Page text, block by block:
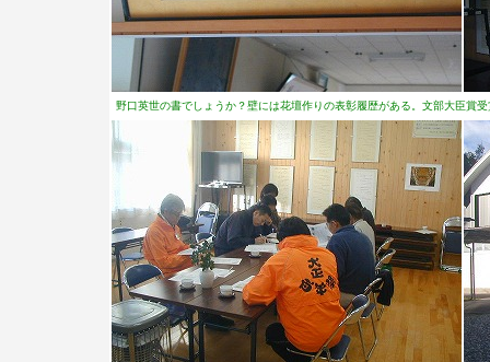
野口英世の書でしょうか？壁には花壇作りの表彰履歴がある。文部大臣賞